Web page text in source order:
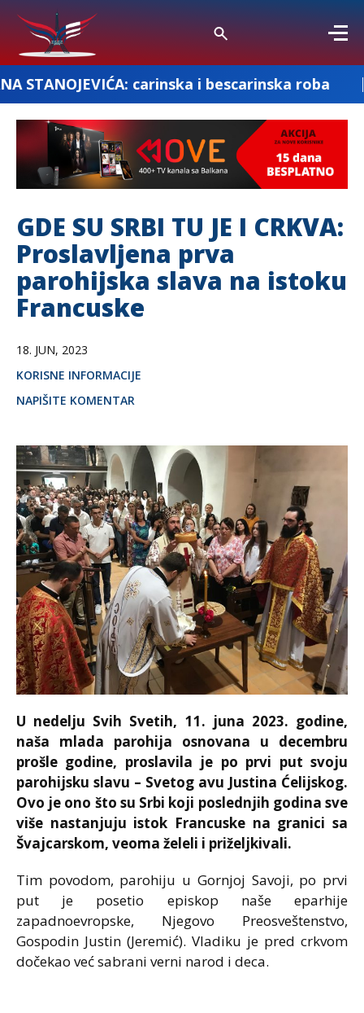
i bescarinska roba „Milenkovic and
GDE SU SRBI TU JE I CRKVA:
Proslavljena prva
parohijska slava na istoku
Francuske
18. JUN, 2023
KORISNE INFORMACIJE
NAPIŠITE KOMENTAR
U nedelju Svih Svetih, 11. juna 2023. godine,
naša mlada parohija osnovana u decembru
prošle godine, proslavila je po prvi put svoju
parohijsku slavu – Svetog avu Justina Ćelijskog.
Ovo je ono što su Srbi koji poslednjih godina sve
više nastanjuju istok Francuske na granici sa
Švajcarskom, veoma želeli i priželjkivali.
Tim povodom, parohiju u Gornjoj Savoji, po prvi
put je posetio episkop naše eparhije
zapadnoevropske, Njegovo Preosveštenstvo,
Gospodin Justin (Jeremić). Vladiku je pred crkvom
dočekao već sabrani verni narod i deca.